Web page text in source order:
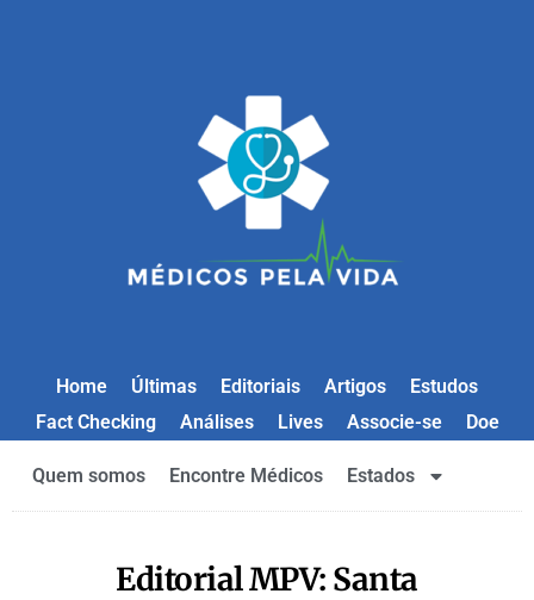
Home Últimas Editoriais Artigos
Estudos
Fact Checking
Análises Lives Associe-se Doe
Quem somos Encontre Médicos Estados
Editorial MPV: Santa